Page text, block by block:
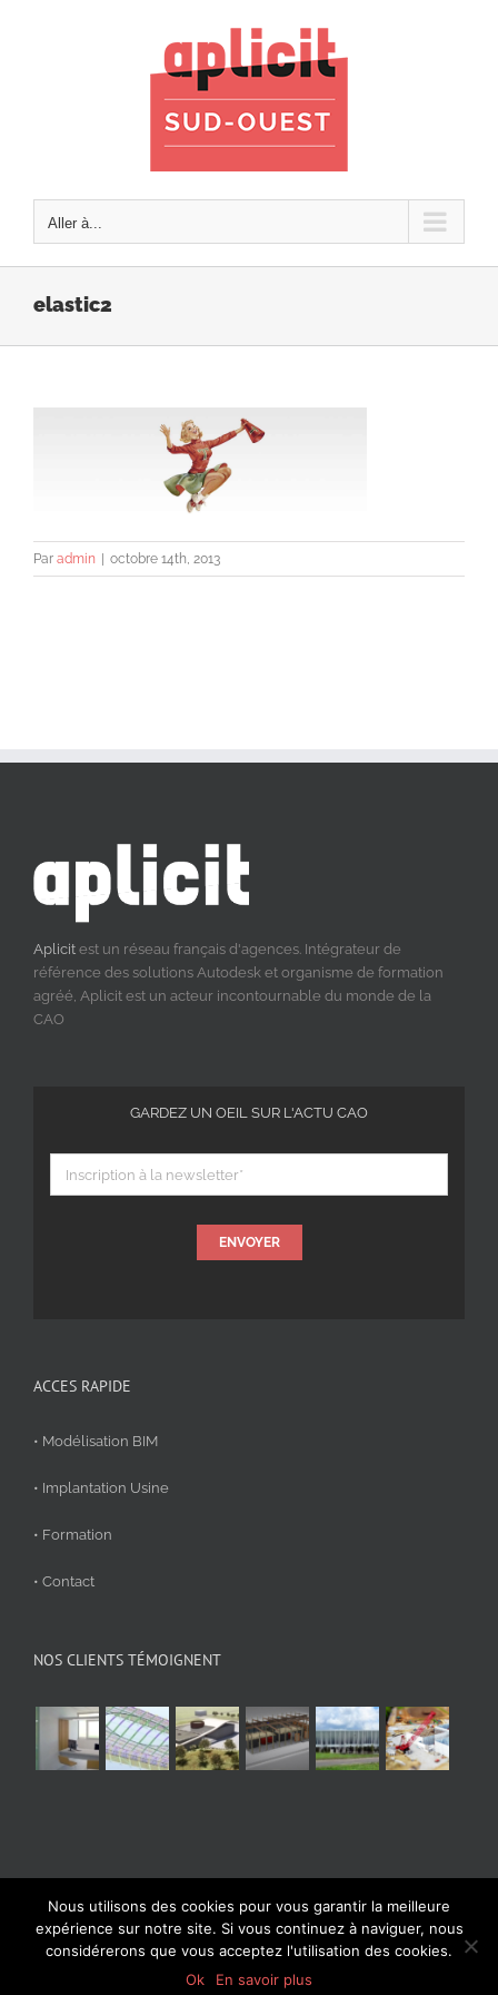
Aller à...
elastic2
Par admin octobre 14th, 2013
Aplicit est un réseau français d'agences. Intégrateur de
référence des solutions Autodesk et organisme de formation
agréé, Aplicit est un acteur incontournable du monde de la
CAO
GARDEZ UN OEIL SUR L'ACTU CAO
ENVOYER
ACCES RAPIDE
• Modélisation BIM
• Implantation Usine
• Formation
• Contact
NOS CLIENTS TÉMOIGNENT
© Aplicit 2020 | Tous droits réservés
FacebookLinkedInYouTubeVimeo
Nous utilisons des cookies pour vous garantir la meilleure
expérience sur notre site. Si vous continuez à naviguer, nous
considérerons que vous acceptez l'utilisation des cookies.
Ok
En savoir plus